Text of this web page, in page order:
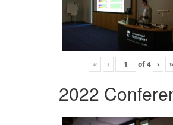
« ‹ of4 › »
2022